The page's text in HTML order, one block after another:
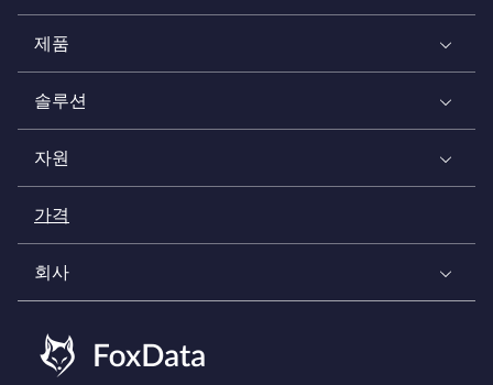
제품
솔루션
자원
가격
회사